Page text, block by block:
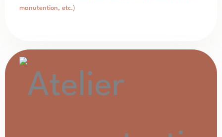
manutention, etc.)